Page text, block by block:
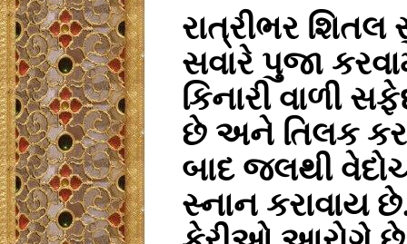
રાત્રીભર
સવારે પુજા
કિનારી વાળી
છે અને તિલક
બાદ જલથી
સ્નાન કરાવાય